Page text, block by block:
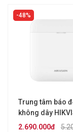
48%
Trung tâm báo
không dây
PWA64-L-WB
2.690.000đ